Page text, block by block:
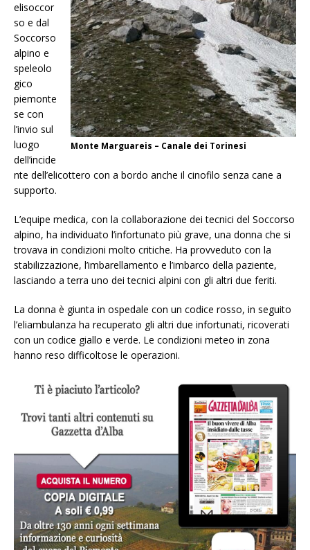
Monte Marguareis – Canale dei Torinesi
elisoccor
so e dal
Soccorso
alpino e
speleolo
gico
piemonte
se con
l’invio sul
luogo
dell’incide
nte dell’elicottero con a bordo anche il cinofilo senza cane a
supporto.
L’equipe medica, con la collaborazione dei tecnici del Soccorso
alpino, ha individuato l’infortunato più grave, una donna che si
trovava in condizioni molto critiche. Ha provveduto con la
stabilizzazione, l’imbarellamento e l’imbarco della paziente,
lasciando a terra uno dei tecnici alpini con gli altri due feriti.
La donna è giunta in ospedale con un codice rosso, in seguito
l’eliambulanza ha recuperato gli altri due infortunati, ricoverati
con un codice giallo e verde. Le condizioni meteo in zona
hanno reso difficoltose le operazioni.